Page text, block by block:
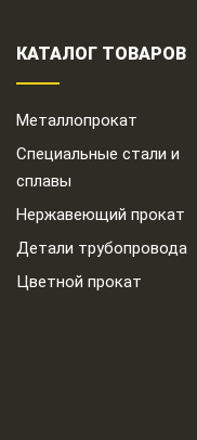
КАТАЛОГ ТОВАРОВ
Металлопрокат
Специальные стали и
сплавы
Нержавеющий прокат
Детали трубопровода
Цветной прокат